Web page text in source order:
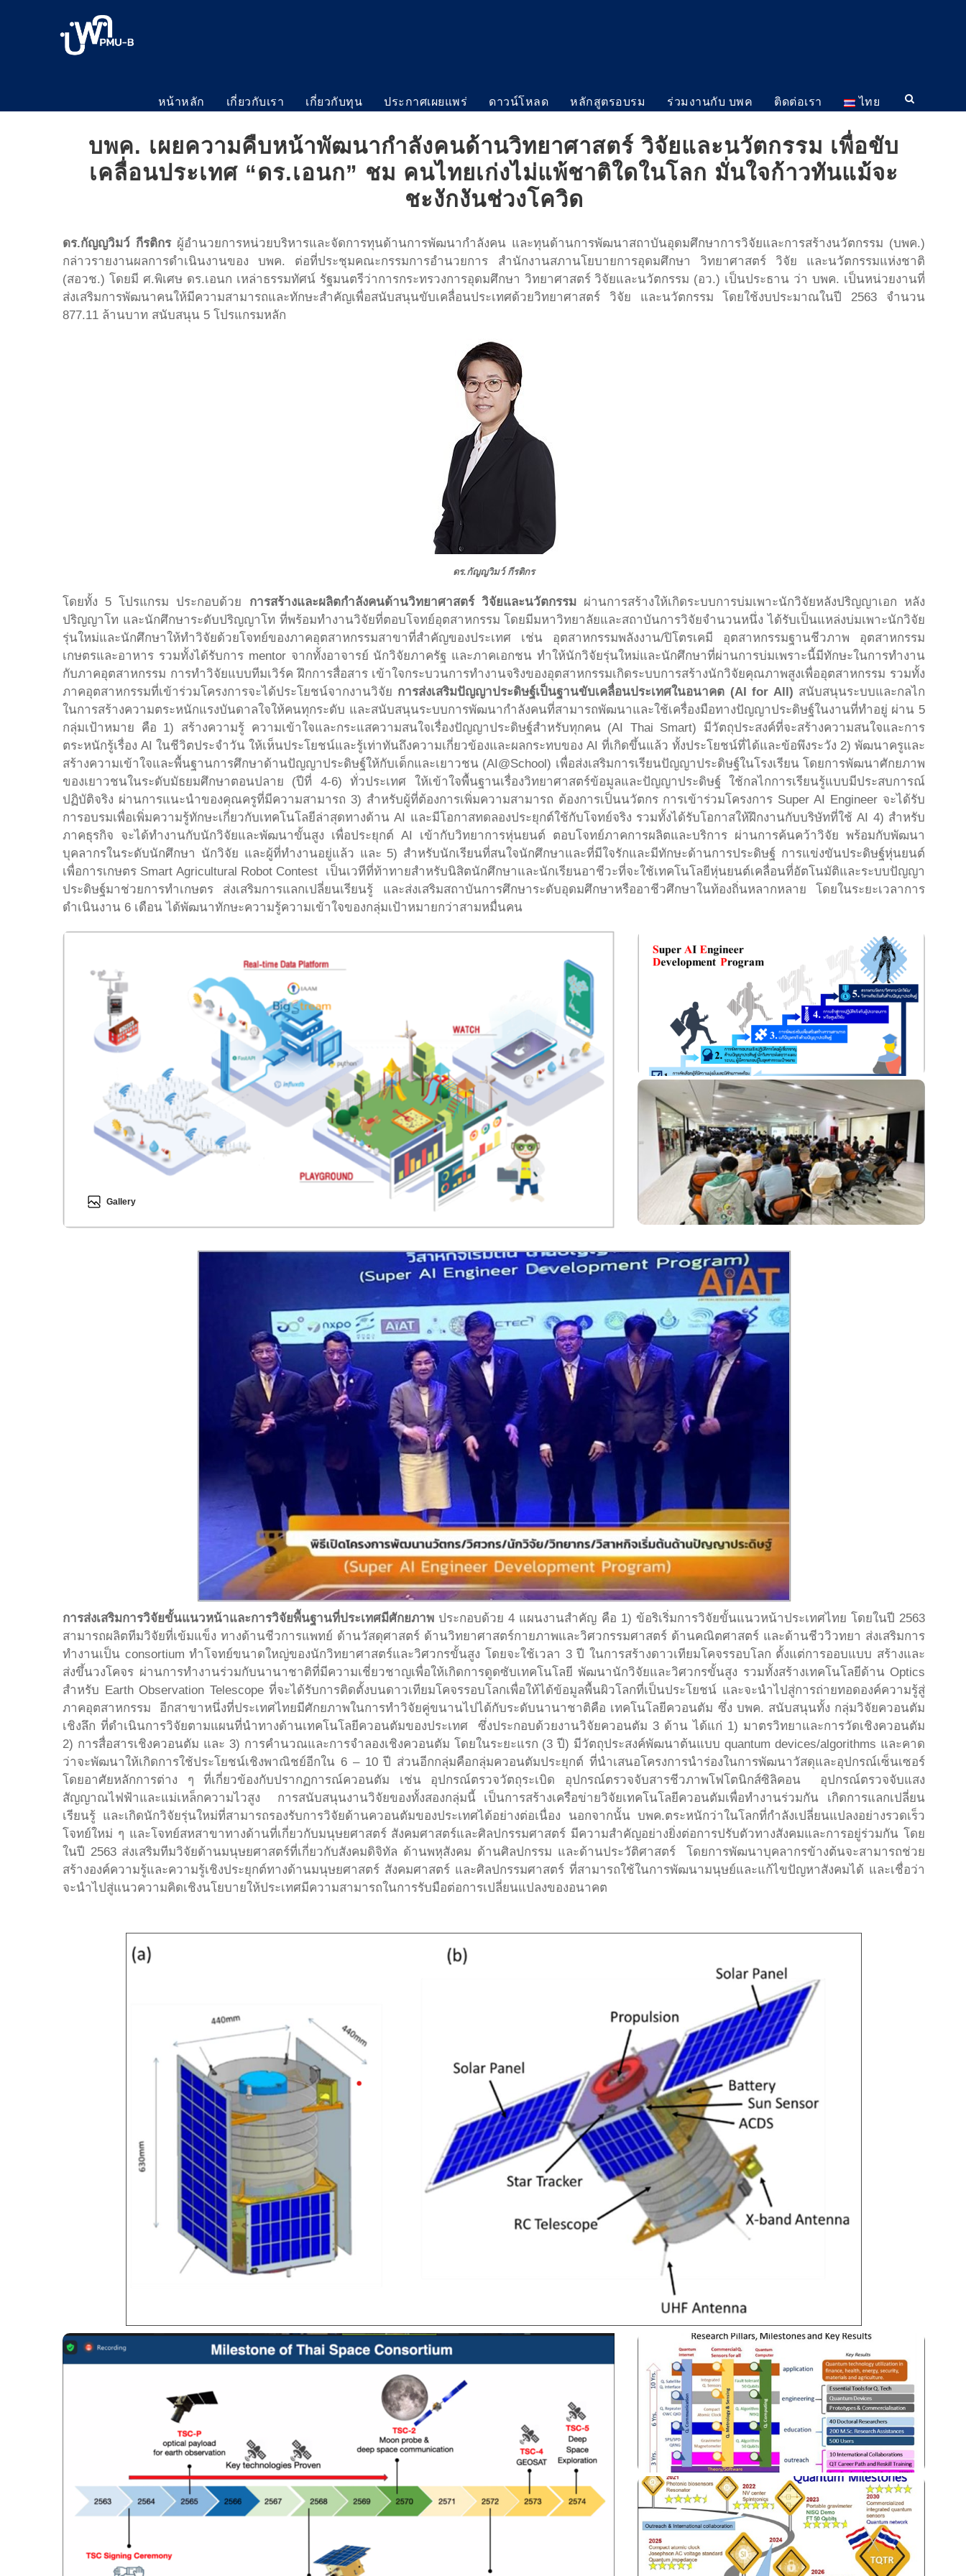
หน้าหลัก เกี่ยวกับเรา เกี่ยวกับทุน ประกาศเผยแพร่ ดาวน์โหลด หลักสูตรอบรม ร่วมงานกับ บพค ติดต่อเรา ไทย
บพค. เผยความคืบหน้าพัฒนากำลังคนด้านวิทยาศาสตร์ วิจัยและนวัตกรรม เพื่อขับ
เคลื่อนประเทศ “ดร.เอนก” ชม คนไทยเก่งไม่แพ้ชาติใดในโลก มั่นใจก้าวทันแม้จะ
ชะงักงันช่วงโควิด
ดร.กัญญวิมว์ กีรติกรผู้อำนวยการหน่วยบริหารและจัดการทุนด้านการพัฒนากำลังคน และทุนด้านการพัฒนาสถาบันอุดมศึกษาการวิจัยและการสร้างนวัตกรรม (บพค.)
กล่าวรายงานผลการดำเนินงานของ บพค. ต่อที่ประชุมคณะกรรมการอำนวยการ สำนักงานสภานโยบายการอุดมศึกษา วิทยาศาสตร์ วิจัย และนวัตกรรมแห่งชาติ
(สอวช.) โดยมี ศ.พิเศษ ดร.เอนก เหล่าธรรมทัศน์ รัฐมนตรีว่าการกระทรวงการอุดมศึกษา วิทยาศาสตร์ วิจัยและนวัตกรรม (อว.) เป็นประธาน ว่า บพค. เป็นหน่วยงานที่
ส่งเสริมการพัฒนาคนให้มีความสามารถและทักษะสำคัญเพื่อสนับสนุนขับเคลื่อนประเทศด้วยวิทยาศาสตร์ วิจัย และนวัตกรรม โดยใช้งบประมาณในปี 2563 จำนวน
877.11 ล้านบาท สนับสนุน 5 โปรแกรมหลัก
ดร.กัญญวิมว์ กีรติกร
โดยทั้ง 5 โปรแกรม ประกอบด้วย การสร้างและผลิตกำลังคนด้านวิทยาศาสตร์ วิจัยและนวัตกรรมผ่านการสร้างให้เกิดระบบการบ่มเพาะนักวิจัยหลังปริญญาเอก หลัง
ปริญญาโท และนักศึกษาระดับปริญญาโท ที่พร้อมทำงานวิจัยที่ตอบโจทย์อุตสาหกรรม โดยมีมหาวิทยาลัยและสถาบันการวิจัยจำนวนหนึ่ง ได้รับเป็นแหล่งบ่มเพาะนักวิจัย
รุ่นใหม่และนักศึกษาให้ทำวิจัยด้วยโจทย์ของภาคอุตสาหกรรมสาขาที่สำคัญของประเทศ เช่น อุตสาหกรรมพลังงาน/ปิโตรเคมี อุตสาหกรรมฐานชีวภาพ อุตสาหกรรม
เกษตรและอาหาร รวมทั้งได้รับการ mentor จากทั้งอาจารย์ นักวิจัยภาครัฐ และภาคเอกชน ทำให้นักวิจัยรุ่นใหม่และนักศึกษาที่ผ่านการบ่มเพราะนี้มีทักษะในการทำงาน
กับภาคอุตสาหกรรม การทำวิจัยแบบทีมเวิร์ค ฝึกการสื่อสาร เข้าใจกระบวนการทำงานจริงของอุตสาหกรรมเกิดระบบการสร้างนักวิจัยคุณภาพสูงเพื่ออุตสาหกรรม รวมทั้ง
ภาคอุตสาหกรรมที่เข้าร่วมโครงการจะได้ประโยชน์จากงานวิจัย การส่งเสริมปัญญาประดิษฐ์เป็นฐานขับเคลื่อนประเทศในอนาคต (AI for All) สนับสนุนระบบและกลไก
ในการสร้างความตระหนักแรงบันดาลใจให้คนทุกระดับ และสนับสนุนระบบการพัฒนากำลังคนที่สามารถพัฒนาและใช้เครื่องมือทางปัญญาประดิษฐ์ในงานที่ทำอยู่ ผ่าน 5
กลุ่มเป้าหมาย คือ 1) สร้างความรู้ ความเข้าใจและกระแสความสนใจเรื่องปัญญาประดิษฐ์สำหรับทุกคน (AI Thai Smart) มีวัตถุประสงค์ที่จะสร้างความสนใจและการ
ตระหนักรู้เรื่อง AI ในชีวิตประจำวัน ให้เห็นประโยชน์และรู้เท่าทันถึงความเกี่ยวข้องและผลกระทบของ AI ที่เกิดขึ้นแล้ว ทั้งประโยชน์ที่ได้และข้อพึงระวัง 2) พัฒนาครูและ
สร้างความเข้าใจและพื้นฐานการศึกษาด้านปัญญาประดิษฐ์ให้กับเด็กและเยาวชน (AI@School) เพื่อส่งเสริมการเรียนปัญญาประดิษฐ์ในโรงเรียน โดยการพัฒนาศักยภาพ
ของเยาวชนในระดับมัธยมศึกษาตอนปลาย (ปีที่ 4-6) ทั่วประเทศ ให้เข้าใจพื้นฐานเรื่องวิทยาศาสตร์ข้อมูลและปัญญาประดิษฐ์ ใช้กลไกการเรียนรู้แบบมีประสบการณ์
ปฏิบัติจริง ผ่านการแนะนำของคุณครูที่มีความสามารถ 3) สำหรับผู้ที่ต้องการเพิ่มความสามารถ ต้องการเป็นนวัตกร การเข้าร่วมโครงการ Super AI Engineer จะได้รับ
การอบรมเพื่อเพิ่มความรู้ทักษะเกี่ยวกับเทคโนโลยีล่าสุดทางด้าน AI และมีโอกาสทดลองประยุกต์ใช้กับโจทย์จริง รวมทั้งได้รับโอกาสให้ฝึกงานกับบริษัทที่ใช้ AI 4) สำหรับ
ภาคธุรกิจ จะได้ทำงานกับนักวิจัยและพัฒนาขั้นสูง เพื่อประยุกต์ AI เข้ากับวิทยาการหุ่นยนต์ ตอบโจทย์ภาคการผลิตและบริการ ผ่านการค้นคว้าวิจัย พร้อมกับพัฒนา
บุคลากรในระดับนักศึกษา นักวิจัย และผู้ที่ทำงานอยู่แล้ว และ 5) สำหรับนักเรียนที่สนใจนักศึกษาและที่มีใจรักและมีทักษะด้านการประดิษฐ์ การแข่งขันประดิษฐ์หุ่นยนต์
เพื่อการเกษตร Smart Agricultural Robot Contest เป็นเวทีที่ท้าทายสำหรับนิสิตนักศึกษาและนักเรียนอาชีวะที่จะใช้เทคโนโลยีหุ่นยนต์เคลื่อนที่อัตโนมัติและระบบปัญญา
ประดิษฐ์มาช่วยการทำเกษตร ส่งเสริมการแลกเปลี่ยนเรียนรู้ และส่งเสริมสถาบันการศึกษาระดับอุดมศึกษาหรืออาชีวศึกษาในท้องถิ่นหลากหลาย โดยในระยะเวลาการ
ดำเนินงาน 6 เดือน ได้พัฒนาทักษะความรู้ความเข้าใจของกลุ่มเป้าหมายกว่าสามหมื่นคน
Gallery
การส่งเสริมการวิจัยขั้นแนวหน้าและการวิจัยพื้นฐานที่ประเทศมีศักยภาพ ประกอบด้วย 4 แผนงานสำคัญ คือ 1) ข้อริเริ่มการวิจัยขั้นแนวหน้าประเทศไทย โดยในปี 2563
สามารถผลิตทีมวิจัยที่เข้มแข็ง ทางด้านชีวการแพทย์ ด้านวัสดุศาสตร์ ด้านวิทยาศาสตร์กายภาพและวิศวกรรมศาสตร์ ด้านคณิตศาสตร์ และด้านชีววิวทยา ส่งเสริมการ
ทำงานเป็น consortium ทำโจทย์ขนาดใหญ่ของนักวิทยาศาสตร์และวิศวกรขั้นสูง โดยจะใช้เวลา 3 ปี ในการสร้างดาวเทียมโคจรรอบโลก ตั้งแต่การออบแบบ สร้างและ
ส่งขึ้นวงโคจร ผ่านการทำงานร่วมกับนานาชาติที่มีความเชี่ยวชาญเพื่อให้เกิดการดูดซับเทคโนโลยี พัฒนานักวิจัยและวิศวกรขั้นสูง รวมทั้งสร้างเทคโนโลยีด้าน Optics
สำหรับ Earth Observation Telescope ที่จะได้รับการติดตั้งบนดาวเทียมโคจรรอบโลกเพื่อให้ได้ข้อมูลพื้นผิวโลกที่เป็นประโยชน์ และจะนำไปสู่การถ่ายทอดองค์ความรู้สู่
ภาคอุตสาหกรรม อีกสาขาหนึ่งที่ประเทศไทยมีศักยภาพในการทำวิจัยคู่ขนานไปได้กับระดับนานาชาติคือ เทคโนโลยีควอนตัม ซึ่ง บพค. สนับสนุนทั้ง กลุ่มวิจัยควอนตัม
เชิงลึก ที่ดำเนินการวิจัยตามแผนที่นำทางด้านเทคโนโลยีควอนตัมของประเทศ ซึ่งประกอบด้วยงานวิจัยควอนตัม 3 ด้าน ได้แก่ 1) มาตรวิทยาและการวัดเชิงควอนตัม
2) การสื่อสารเชิงควอนตัม และ 3) การคำนวณและการจำลองเชิงควอนตัม โดยในระยะแรก (3 ปี) มีวัตถุประสงค์พัฒนาต้นแบบ quantum devices/algorithms และคาด
ว่าจะพัฒนาให้เกิดการใช้ประโยชน์เชิงพาณิชย์อีกใน 6 – 10 ปี ส่วนอีกกลุ่มคือกลุ่มควอนตัมประยุกต์ ที่นำเสนอโครงการนำร่องในการพัฒนาวัสดุและอุปกรณ์เซ็นเซอร์
โดยอาศัยหลักการต่าง ๆ ที่เกี่ยวข้องกับปรากฏการณ์ควอนตัม เช่น อุปกรณ์ตรวจวัตถุระเบิด อุปกรณ์ตรวจจับสารชีวภาพโฟโตนิกส์ซิลิคอน อุปกรณ์ตรวจจับแสง
สัญญาณไฟฟ้าและแม่เหล็กความไวสูง การสนับสนุนงานวิจัยของทั้งสองกลุ่มนี้ เป็นการสร้างเครือข่ายวิจัยเทคโนโลยีควอนตัมเพื่อทำงานร่วมกัน เกิดการแลกเปลี่ยน
เรียนรู้ และเกิดนักวิจัยรุ่นใหม่ที่สามารถรองรับการวิจัยด้านควอนตัมของประเทศได้อย่างต่อเนื่อง นอกจากนั้น บพค.ตระหนักว่าในโลกที่กำลังเปลี่ยนแปลงอย่างรวดเร็ว
โจทย์ใหม่ ๆ และโจทย์สหสาขาทางด้านที่เกี่ยวกับมนุษยศาสตร์ สังคมศาสตร์และศิลปกรรมศาสตร์ มีความสำคัญอย่างยิ่งต่อการปรับตัวทางสังคมและการอยู่ร่วมกัน โดย
ในปี 2563 ส่งเสริมทีมวิจัยด้านมนุษยศาสตร์ที่เกี่ยวกับสังคมดิจิทัล ด้านพหุสังคม ด้านศิลปกรรม และด้านประวัติศาสตร์ โดยการพัฒนาบุคลากรข้างต้นจะสามารถช่วย
สร้างองค์ความรู้และความรู้เชิงประยุกต์ทางด้านมนุษยศาสตร์ สังคมศาสตร์ และศิลปกรรมศาสตร์ ที่สามารถใช้ในการพัฒนามนุษย์และแก้ไขปัญหาสังคมได้ และเชื่อว่า
จะนำไปสู่แนวความคิดเชิงนโยบายให้ประเทศมีความสามารถในการรับมือต่อการเปลี่ยนแปลงของอนาคต